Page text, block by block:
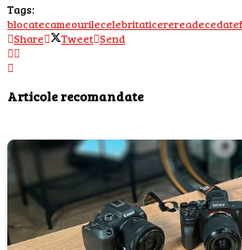
Tags:
blocatecameourilecelebritaticerereadecedate
Share
Tweet Send
Articole recomandate